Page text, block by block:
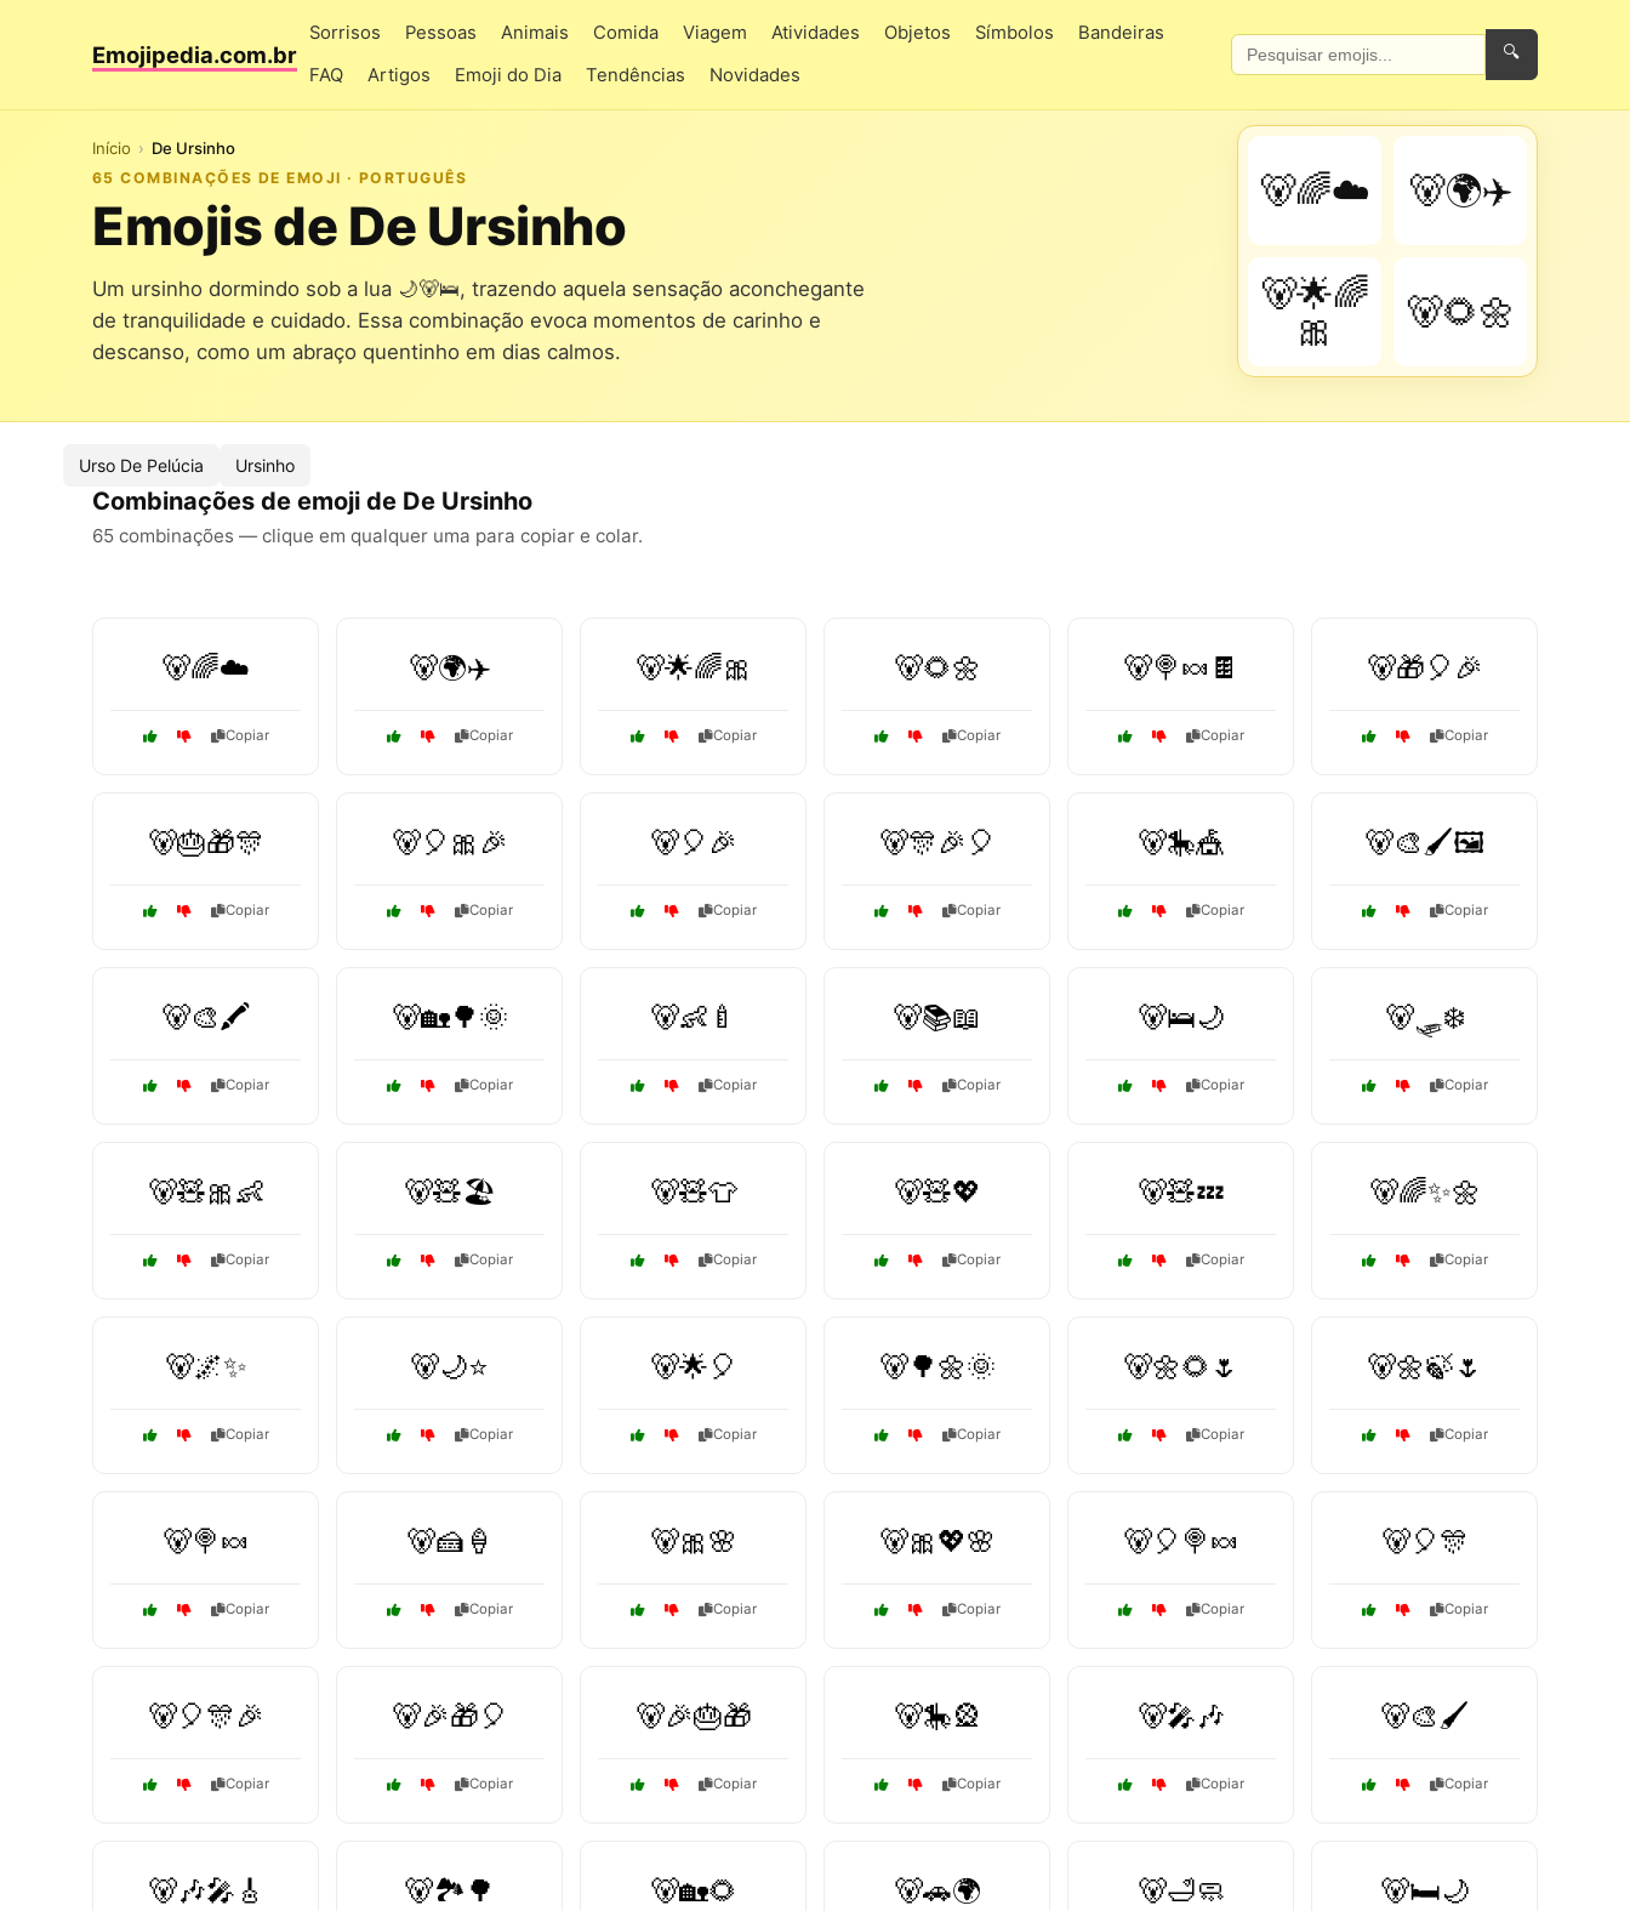
Emojipedia.com.br
Sorrisos Pessoas Animais Comida Viagem Atividades Objetos Símbolos
Bandeiras
FAQ
Artigos Emoji do Dia Tendências Novidades
🔍
Início De Ursinho
65 COMBINAÇÕES DE EMOJI · PORTUGUÊS
Emojis de De Ursinho
Um ursinho dormindo sob a lua 🌙🐻🛌, trazendo aquela sensação aconchegante
de tranquilidade e cuidado. Essa combinação evoca momentos de carinho e
descanso, como um abraço quentinho em dias calmos.
🐻🌈☁️ 🐻🌍✈️
🐻🌟🌈
🎀
🐻🌻🌼
Urso De Pelúcia Ursinho
Combinações de emoji de De Ursinho
65 combinações — clique em qualquer uma para copiar e colar.
🐻🌈☁️
Copiar
🐻🌍✈️
Copiar
🐻🌟🌈🎀
Copiar
🐻🌻🌼
Copiar
🐻🍭🍬🍫
Copiar
🐻🎁🎈🎉
Copiar
🐻🎂🎁🎊
Copiar
🐻🎈🎀🎉
Copiar
🐻🎈🎉
Copiar
🐻🎊🎉🎈
Copiar
🐻🎠🎪
Copiar
🐻🎨🖌️🖼️
Copiar
🐻🎨🖍️
Copiar
🐻🏡🌳🌞
Copiar
🐻👶🍼
Copiar
🐻📚📖
Copiar
🐻🛌🌙
Copiar
🐻🛷❄️
Copiar
🐻🧸🎀👶
Copiar
🐻🧸🏖️
Copiar
🐻🧸👕
Copiar
🐻🧸💖
Copiar
🐻🧸💤
Copiar
🐻🌈✨🌼
Copiar
🐻🌌✨
Copiar
🐻🌙⭐
Copiar
🐻🌟🎈
Copiar
🐻🌳🌼🌞
Copiar
🐻🌼🌻🌷
Copiar
🐻🌼🍃🌷
Copiar
🐻🍭🍬
Copiar
🐻🍰🍦
Copiar
🐻🎀🌸
Copiar
🐻🎀💖🌸
Copiar
🐻🎈🍭🍬
Copiar
🐻🎈🎊
Copiar
🐻🎈🎊🎉
Copiar
🐻🎉🎁🎈
Copiar
🐻🎉🎂🎁
Copiar
🐻🎠🎡
Copiar
🐻🎤🎶
Copiar
🐻🎨🖌️
Copiar
🐻🎶🎤🎸 🐻🏞️🌳 🐻🏡🌻 🐻🚗🌍 🐻🛁🧼 🐻🛏️🌙